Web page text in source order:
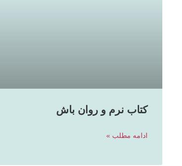
کتاب نرم و روان باش
ادامه مطلب »